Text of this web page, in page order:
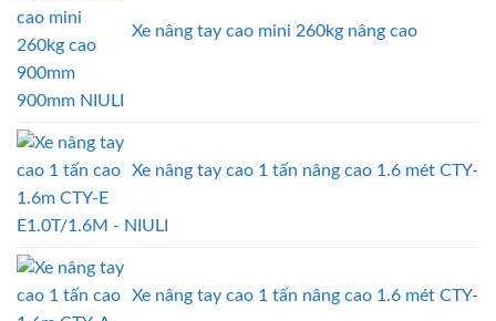
Xe nâng tay cao mini 260kg nâng cao
900mm NIULI
Xe nâng tay cao 1 tấn nâng cao 1.6 mét CTY-
E1.0T/1.6M - NIULI
Xe nâng tay cao 1 tấn nâng cao 1.6 mét CTY-